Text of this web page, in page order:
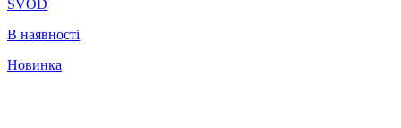
SVOD
В наявності
Новинка